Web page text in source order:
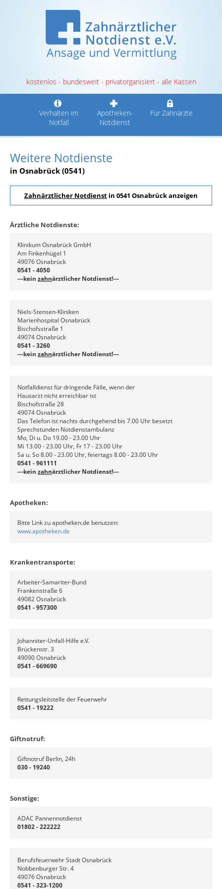
kostenlos - bundesweit - privatorganisiert - alle Kassen
Verhalten im
Notfall
Apotheken-
Notdienst
Für Zahnärzte
Weitere Notdienste
in Osnabrück (0541)
Zahnärztlicher Notdienst in 0541 Osnabrück anzeigen
Ärztliche Notdienste:
Klinikum Osnabrück GmbH
Am Finkenhügel 1
49076 Osnabrück
0541 - 4050
---kein zahnärztlicher Notdienst!---
Niels-Stensen-Kliniken
Marienhospital Osnabrück
Bischofsstraße 1
49074 Osnabrück
0541 - 3260
---kein zahnärztlicher Notdienst!---
Notfalldienst für dringende Fälle, wenn der
Hausarzt nicht erreichbar ist
Bischofstraße 28
49074 Osnabrück
Das Telefon ist nachts durchgehend bis 7.00 Uhr besetzt
Sprechstunden Notdienstambulanz
Mo, Di u. Do 19.00 - 23.00 Uhr
Mi 13.00 - 23.00 Uhr, Fr 17 - 23.00 Uhr
Sa u. So 8.00 - 23.00 Uhr, feiertags 8.00 - 23.00 Uhr
0541 - 961111
---kein zahnärztlicher Notdienst!---
Apotheken:
Bitte Link zu apotheken.de benutzen:
www.apotheken.de
Krankentransporte:
Arbeiter-Samariter-Bund
Frankenstraße 6
49082 Osnabrück
0541 - 957300
Johanniter-Unfall-Hilfe e.V.
Brückenstr. 3
49090 Osnabrück
0541 - 669690
Rettungsleitstelle der Feuerwehr
0541 - 19222
Giftnotruf:
Giftnotruf Berlin, 24h
030 - 19240
Sonstige:
ADAC Pannennotdienst
01802 - 222222
Berufsfeuerwehr Stadt Osnabrück
Nobbenburger Str. 4
49076 Osnabrück
0541 - 323-1200